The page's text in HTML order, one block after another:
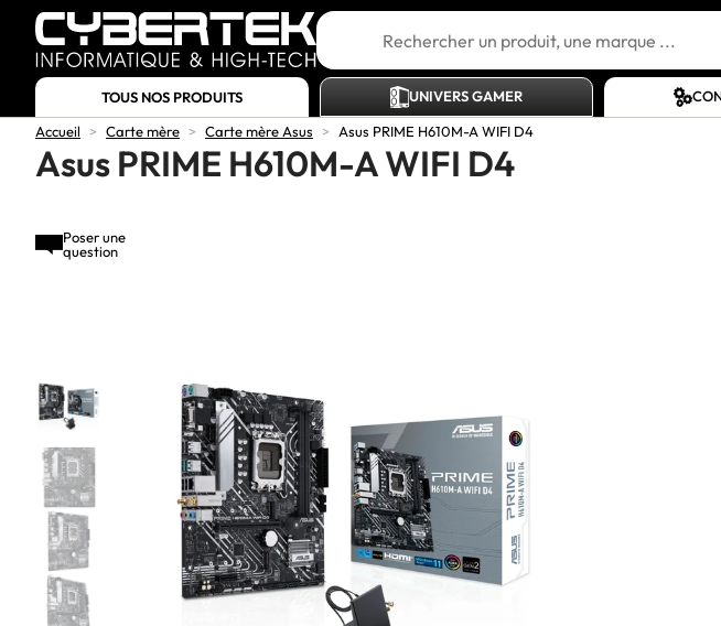
TOUS NOS PRODUITS UNIVERS GAMER
Accueil
> Carte mère > Carte mère Asus > Asus PRIME H610M-A WIFI D4
Asus PRIME H610M-A WIFI D4
Poser une
question